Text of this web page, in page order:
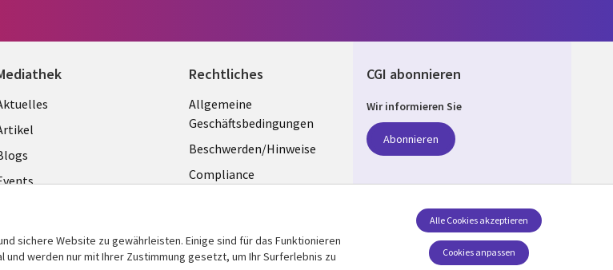
Rechtliches
Legal
GERMANY
Allgemeine
Geschäftsbedingungen
Beschwerden/Hinweise
Compliance
Cookie-Einstellungen
CGI abonnieren
Wir informieren Sie
Abonnieren
Folgen Sie uns
Social Media GERMANY
sichere Website zu gewährleisten. Einige sind für das Funktionieren
werden nur mit Ihrer Zustimmung gesetzt, um Ihr Surferlebnis zu
Cookies anpassen
Alle Cookies akzeptieren